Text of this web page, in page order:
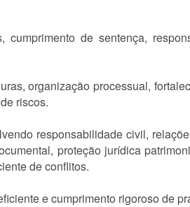
de sentença,
organização processual,
riscos.
responsabilidade civil,
proteção jurídica
de conflitos.
e cumprimento rigoroso de